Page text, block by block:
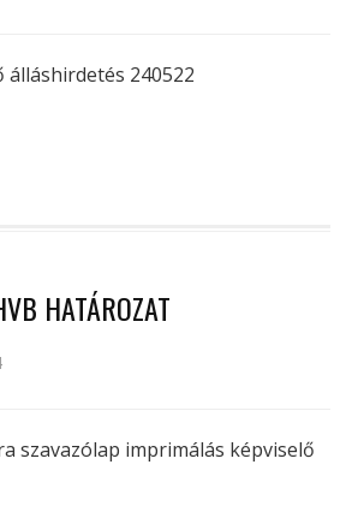
240522
HATÁROZAT
szavazólap imprimálás képviselő